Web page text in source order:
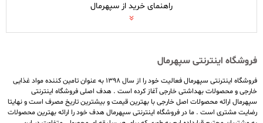
راهنمای خرید از سپهرمال
فروشگاه اینترنتی سپهرمال
فروشگاه اینترنتی سپهرمال فعالیت خود را از سال ۱۳۹۸ به عنوان تامین کننده مواد غذایی
خارجی و محصولات بهداشتی خارجی آغاز کرده است . هدف اصلی فروشگاه اینترنتی
سپهرمال ارائه محصولات اصل خارجی با بهترین قیمت و بیشترین تاریخ مصرف است و نهایتا
رضایت مشتری است . ما در فروشگاه اینترنتی سپهرمال هدف خود را ارائه بهترین محصولات